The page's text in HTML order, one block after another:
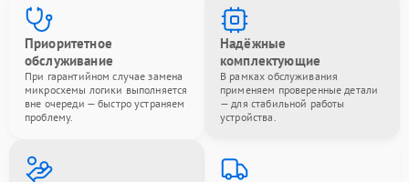
Приоритетное
обслуживание
При гарантийном случае замена
микросхемы логики выполняется
вне очереди — быстро устраняем
проблему.
Надёжные
комплектующие
В рамках обслуживания
применяем проверенные детали
— для стабильной работы
устройства.